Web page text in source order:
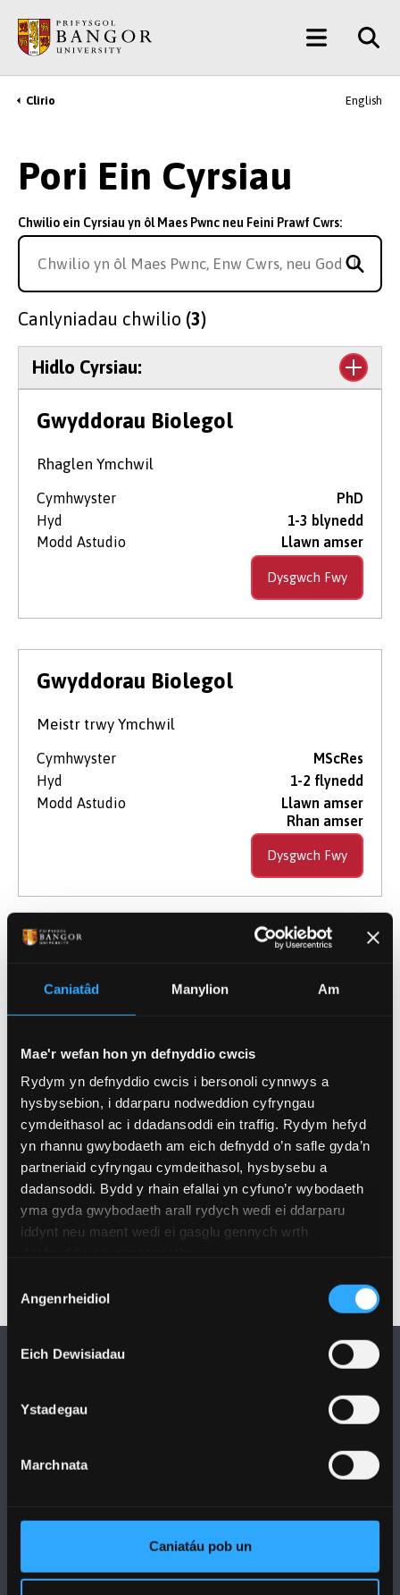
Caniatâd Manylion Am
Mae'r wefan hon yn defnyddio cwcis
Rydym yn defnyddio cwcis i bersonoli cynnwys a
hysbysebion, i ddarparu nodweddion cyfryngau
cymdeithasol ac i ddadansoddi ein traffig. Rydym hefyd
yn rhannu gwybodaeth am eich defnydd o’n safle gyda’n
partneriaid cyfryngau cymdeithasol, hysbysebu a
dadansoddi. Bydd y rhain efallai yn cyfuno’r wybodaeth
yma gyda gwybodaeth arall rydych wedi ei ddarparu
iddynt neu maent wedi ei gasglu gennych wrth
Caniatâd
Angenrheidiol
Eich Dewisiadau
Ystadegau
Marchnata
Caniatáu pob un
Prif
Gynnwys
Main
Menu
Breadcrumb
Clirio English
Pori Ein Cyrsiau
Chwilio ein Cyrsiau yn ôl Maes Pwnc neu Feini Prawf Cwrs:
Canlyniadau chwilio (3)
Hidlo Cyrsiau:
Lefel Astudio
Dyddiad Dechrau
Dull Astudio'r Cwrs
Gwyddorau Biolegol
Rhaglen Ymchwil
Cymhwyster
PhD
Hyd
1-3 blynedd
Modd Astudio
Llawn amser
Dysgwch Fwy
Gwyddorau Biolegol
Meistr trwy Ymchwil
Cymhwyster
MScRes
Hyd
1-2 flynedd
Modd Astudio
Llawn amser
Rhan amser
Dysgwch Fwy
Amgylcheddol
Cymhwyster
Hyd
1 flwyddyn
Modd Astudio
Llawn amser
Dysgwch Fwy